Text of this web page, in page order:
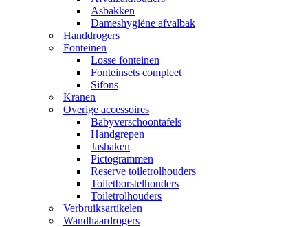
Asbakken
Dameshygiëne afvalbak
Handdrogers
Fonteinen
Losse fonteinen
Fonteinsets compleet
Sifons
Kranen
Overige accessoires
Babyverschoontafels
Handgrepen
Jashaken
Pictogrammen
Reserve toiletrolhouders
Toiletborstelhouders
Toiletrolhouders
Verbruiksartikelen
Wandhaardrogers